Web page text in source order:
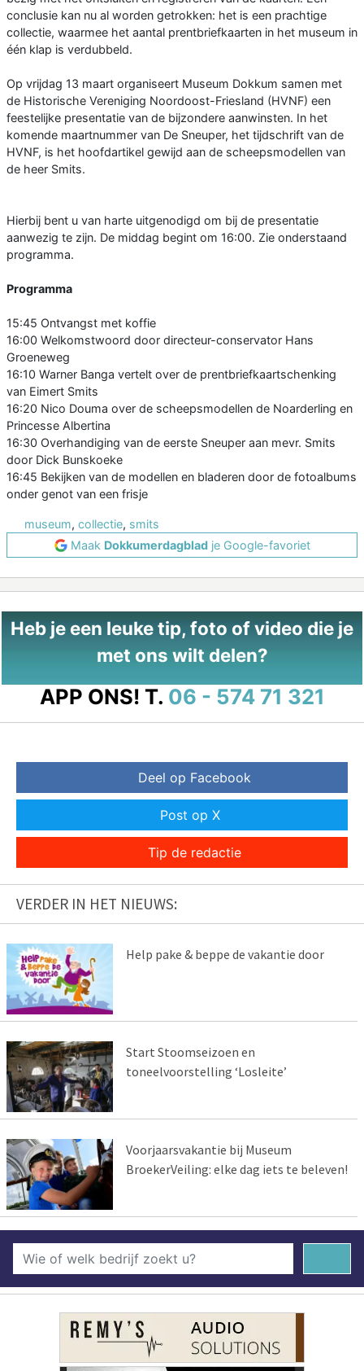
conclusie kan nu al worden getrokken: het is een prachtige
collectie, waarmee het aantal prentbriefkaarten in het museum in
één klap is verdubbeld.
Op vrijdag 13 maart organiseert Museum Dokkum samen met
de Historische Vereniging Noordoost-Friesland (HVNF) een
feestelijke presentatie van de bijzondere aanwinsten. In het
komende maartnummer van De Sneuper, het tijdschrift van de
HVNF, is het hoofdartikel gewijd aan de scheepsmodellen van
de heer Smits.
Hierbij bent u van harte uitgenodigd om bij de presentatie
aanwezig te zijn. De middag begint om 16:00. Zie onderstaand
programma.
Programma
15:45 Ontvangst met koffie
16:00 Welkomstwoord door directeur-conservator Hans
Groeneweg
16:10 Warner Banga vertelt over de prentbriefkaartschenking
van Eimert Smits
16:20 Nico Douma over de scheepsmodellen de Noarderling en
Princesse Albertina
16:30 Overhandiging van de eerste Sneuper aan mevr. Smits
door Dick Bunskoeke
16:45 Bekijken van de modellen en bladeren door de fotoalbums
onder genot van een frisje
museum, collectie, smits
Maak Dokkumerdagbladje Google-favoriet
Heb je een leuke tip, foto of video die je
met ons wilt delen?
APP ONS! T. 06 - 574 71 321
Deel op Facebook
Post op X
Tip de redactie
VERDER IN HET NIEUWS:
Help pake & beppe de vakantie door
Start Stoomseizoen en
toneelvoorstelling ‘Losleite’
Voorjaarsvakantie bij Museum
BroekerVeiling: elke dag iets te beleven!